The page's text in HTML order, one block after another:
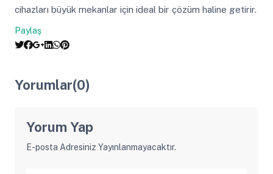
cihazları büyük mekanlar için ideal bir çözüm haline getirir.
Paylaş
Yorumlar(0)
Yorum Yap
E-posta Adresiniz Yayınlanmayacaktır.